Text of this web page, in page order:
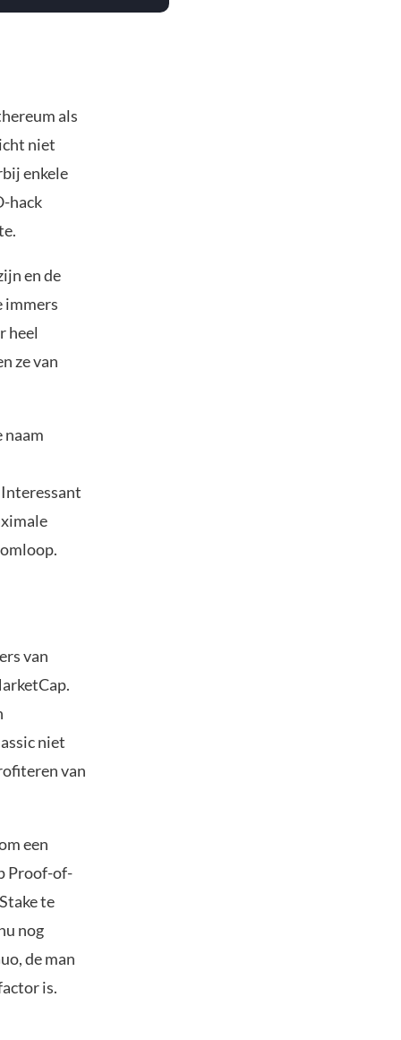
als
niet
enkele
hack
en de
immers
heel
ze van
naam
van
niet
van
een
Proof-of-
te
nog
de man
is.